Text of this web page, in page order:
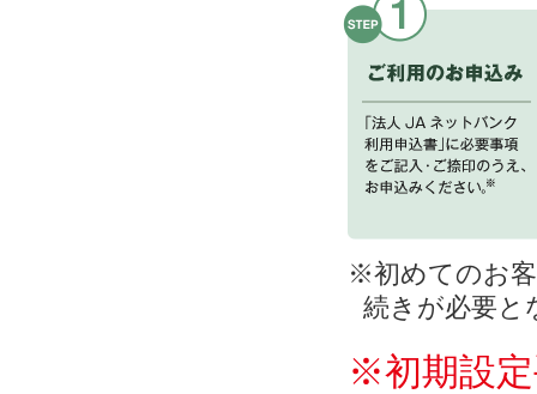
※初めてのお
続きが必要と
※初期設